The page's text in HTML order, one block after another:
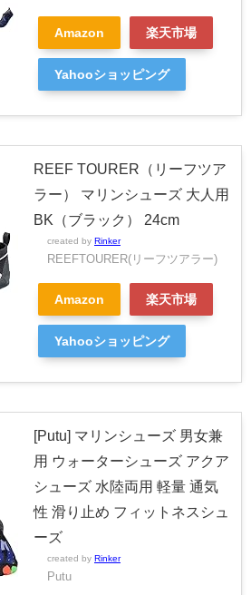
Amazon 楽天市場
Yahooショッピング
REEF TOURER（リーフツア
ラー） マリンシューズ 大人用
BK（ブラック） 24cm
created by Rinker
REEFTOURER(リーフツアラー)
Amazon 楽天市場
Yahooショッピング
[Putu] マリンシューズ 男女兼
用 ウォーターシューズ アクア
シューズ 水陸両用 軽量 通気
性 滑り止め フィットネスシュ
ーズ
created by Rinker
Putu